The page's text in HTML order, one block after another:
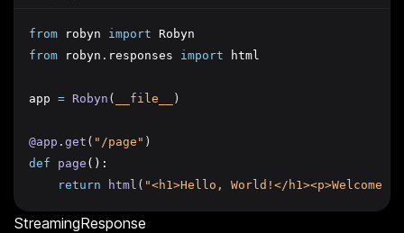
from robyn import Robyn
from robyn . responses import html
app = Robyn ( __file__ )
@app . get ( "/page" )
def
page ():
return
html ( "<h1>Hello, World!</h1><p>Welcome
StreamingResponse